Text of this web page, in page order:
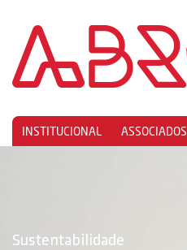
INSTITUCIONAL ASSOCIADOS
Sustentabilidade